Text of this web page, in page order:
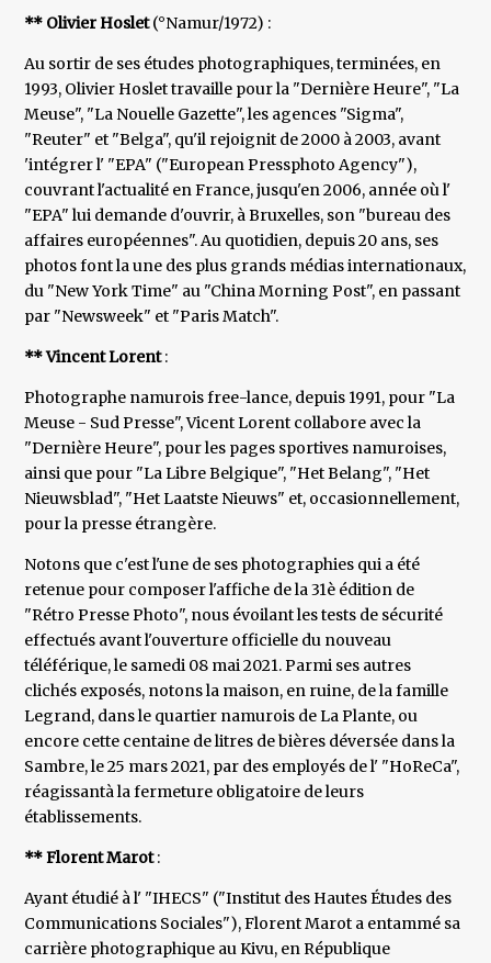
** Olivier Hoslet(°Namur/1972) :
Au sortir de ses études photographiques, terminées, en
1993, Olivier Hoslet travaille pour la "Dernière Heure", "La
Meuse", "La Nouelle Gazette", les agences "Sigma",
"Reuter" et "Belga", qu'il rejoignit de 2000 à 2003, avant
'intégrer l' "EPA" ("European Pressphoto Agency"),
couvrant l'actualité en France, jusqu'en 2006, année où l'
"EPA" lui demande d'ouvrir, à Bruxelles, son "bureau des
affaires européennes". Au quotidien, depuis 20 ans, ses
photos font la une des plus grands médias internationaux,
du "New York Time" au "China Morning Post", en passant
par "Newsweek" et "Paris Match".
** Vincent Lorent:
Photographe namurois free-lance, depuis 1991, pour "La
Meuse - Sud Presse", Vicent Lorent collabore avec la
"Dernière Heure", pour les pages sportives namuroises,
ainsi que pour "La Libre Belgique", "Het Belang", "Het
Nieuwsblad", "Het Laatste Nieuws" et, occasionnellement,
pour la presse étrangère.
Notons que c'est l'une de ses photographies qui a été
retenue pour composer l'affiche de la 31è édition de
"Rétro Presse Photo", nous évoilant les tests de sécurité
effectués avant l'ouverture officielle du nouveau
téléférique, le samedi 08 mai 2021. Parmi ses autres
clichés exposés, notons la maison, en ruine, de la famille
Legrand, dans le quartier namurois de La Plante, ou
encore cette centaine de litres de bières déversée dans la
Sambre, le 25 mars 2021, par des employés de l' "HoReCa",
réagissantà la fermeture obligatoire de leurs
établissements.
** Florent Marot:
Ayant étudié à l' "IHECS" ("Institut des Hautes Études des
Communications Sociales"), Florent Marot a entammé sa
carrière photographique au Kivu, en République